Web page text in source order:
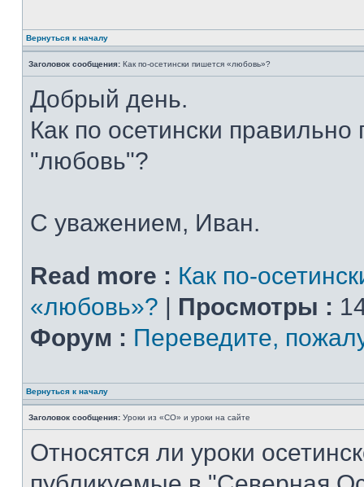
Вернуться к началу
Заголовок сообщения: Как по-осетински пишется «любовь»?
Добрый день.
Как по осетински
"любовь"?
С уважением, Иван.
Read more : Как по-
«любовь»? | Просмотры :
Форум : Переведите,
Вернуться к началу
Заголовок сообщения: Уроки из «СО» и уроки на сайте
Относятся ли уроки